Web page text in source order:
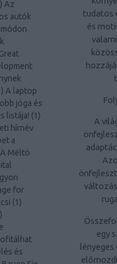
) Az
autók
) A laptop
jóga és
listája! (1)
hírnév
a
A Méltó
for
(1)
)
és
tudatos
és
A
egy